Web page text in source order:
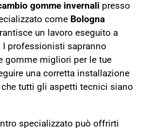
gomme invernali presso
come Bologna
un lavoro eseguito a
I professionisti sapranno
gomme migliori per le tue
una corretta installazione
tutti gli aspetti tecnici siano
specializzato può offrirti